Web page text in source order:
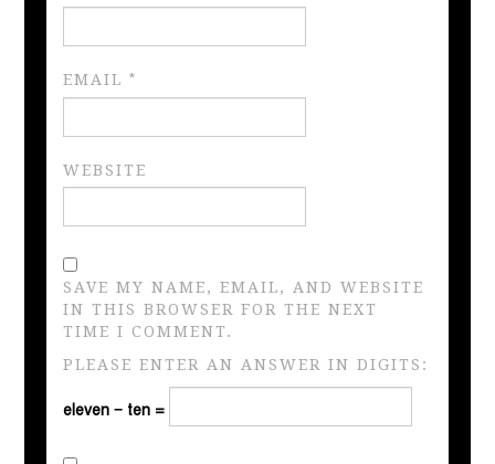
EMAIL*
WEBSITE
SAVE MY NAME, EMAIL, AND WEBSITE
IN THIS BROWSER FOR THE NEXT
TIME I COMMENT.
PLEASE ENTER AN ANSWER IN DIGITS:
eleven − ten =